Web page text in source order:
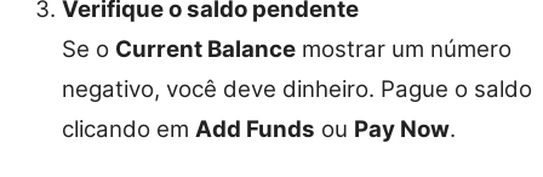
Verifique o saldo pendente
Se o Current Balance mostrar um número
negativo, você deve dinheiro. Pague o saldo
clicando em Add Funds ou Pay Now.